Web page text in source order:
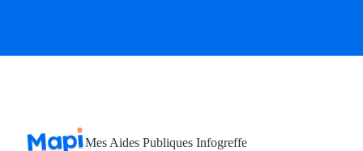
Mes Aides Publiques Infogreffe